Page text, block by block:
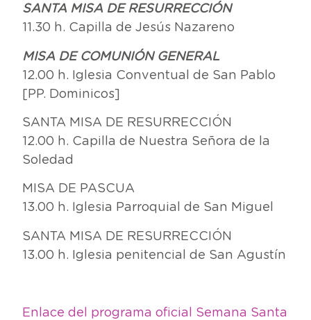
SANTA MISA DE RESURRECCIÓN
11.30 h. Capilla de Jesús Nazareno
MISA DE COMUNIÓN GENERAL
12.00 h. Iglesia Conventual de San Pablo
[PP. Dominicos]
SANTA MISA DE RESURRECCIÓN
12.00 h. Capilla de Nuestra Señora de la
Soledad
MISA DE PASCUA
13.00 h. Iglesia Parroquial de San Miguel
SANTA MISA DE RESURRECCIÓN
13.00 h. Iglesia penitencial de San Agustín
Enlace del programa oficial Semana Santa